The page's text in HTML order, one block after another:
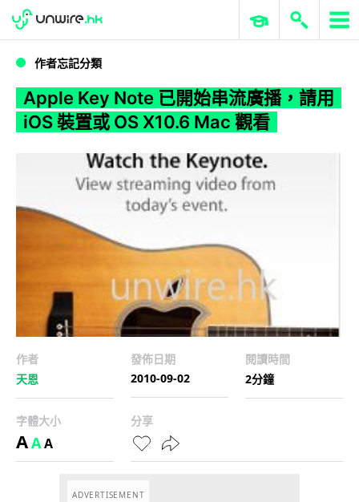
WWDC 2026 ERP 與商業 AI
作者忘記分類
Apple Key Note 已開始串流廣播，請用
iOS 裝置或 OS X10.6 Mac 觀看
作者
天恩
發佈日期
2010-09-02
閱讀時間
2分鐘
字體大小
AAA
分享
ADVERTISEMENT